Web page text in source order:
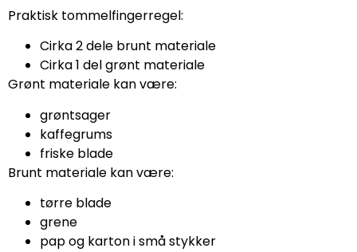
Praktisk tommelfingerregel:
Cirka 2 dele brunt materiale
Cirka 1 del grønt materiale
Grønt materiale kan være:
grøntsager
kaffegrums
friske blade
Brunt materiale kan være:
tørre blade
grene
pap og karton i små stykker